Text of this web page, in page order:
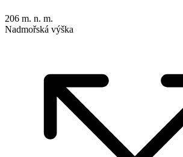
206 m. n. m.
Nadmořská výška